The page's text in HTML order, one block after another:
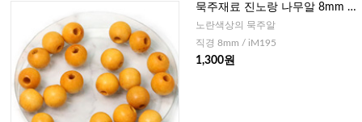
묵주재료 진노랑 나무알 8mm -
30개
노란색상의 묵주알
직경 8mm / iM195
1,300원